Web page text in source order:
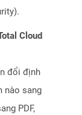
Cloud
đổi định
nào sang
PDF,